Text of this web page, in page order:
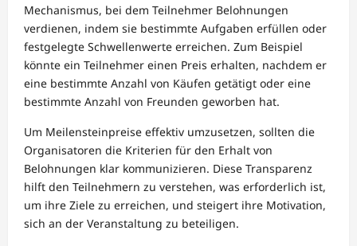
Mechanismus, bei dem Teilnehmer Belohnungen
verdienen, indem sie bestimmte Aufgaben erfüllen oder
festgelegte Schwellenwerte erreichen. Zum Beispiel
könnte ein Teilnehmer einen Preis erhalten, nachdem er
eine bestimmte Anzahl von Käufen getätigt oder eine
bestimmte Anzahl von Freunden geworben hat.
Um Meilensteinpreise effektiv umzusetzen, sollten die
Organisatoren die Kriterien für den Erhalt von
Belohnungen klar kommunizieren. Diese Transparenz
hilft den Teilnehmern zu verstehen, was erforderlich ist,
um ihre Ziele zu erreichen, und steigert ihre Motivation,
sich an der Veranstaltung zu beteiligen.